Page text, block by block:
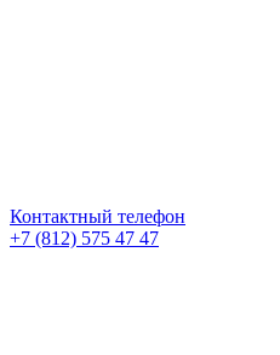
Контактный телефон
+7 (812) 575 47 47